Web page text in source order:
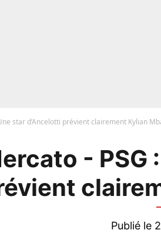
star d’Ancelotti prévient clairement Kylian
- PSG
Publié le